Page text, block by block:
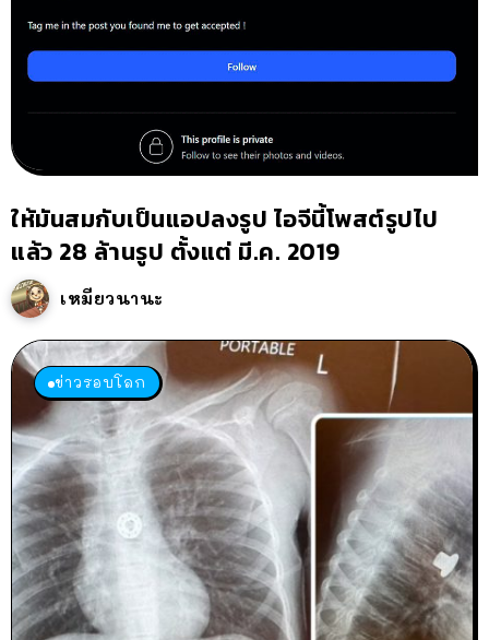
ให้มันสมกับเป็นแอปลงรูป ไอจีนี้โพสต์รูปไป
แล้ว 28 ล้านรูป ตั้งแต่ มี.ค. 2019
เหมียวนานะ
ข่าวรอบโลก